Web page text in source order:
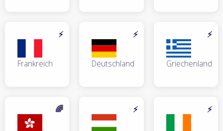
Frankreich
⚡
Deutschland
⚡
Griechenland
⚡
🌈 ⚡ ⚡